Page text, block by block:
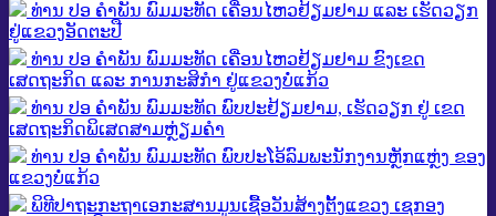
ທ່ານ ປອ ຄໍາພັນ ພົມມະທັດ ເຄື່ອນໄຫວຢ້ຽມຢາມ ແລະ ເຮັດວຽກ
ຢູ່ແຂວງອັດຕະປື
ທ່ານ ປອ ຄໍາພັນ ພົມມະທັດ ເຄື່ອນໄຫວຢ້ຽມຢາມ ຂົງເຂດ
ເສດຖະກິດ ແລະ ການກະສິກໍາ ຢູ່ແຂວງບໍ່ແກ້ວ
ທ່ານ ປອ ຄໍາພັນ ພົມມະທັດ ພົບປະຢ້ຽມຢາມ, ເຮັດວຽກ ຢູ່ ເຂດ
ເສດຖະກິດພິເສດສາມຫຼ່ຽມຄໍາ
ທ່ານ ປອ ຄໍາພັນ ພົມມະທັດ ພົບປະໂອ້ລົມພະນັກງານຫຼັກແຫຼ່ງ ຂອງ
ແຂວງບໍ່ແກ້ວ
ພິທີປາຖະກະຖາເອກະສານມູນເຊື້ອວັນສ້າງຕັ້ງແຂວງ ເຊກອງ